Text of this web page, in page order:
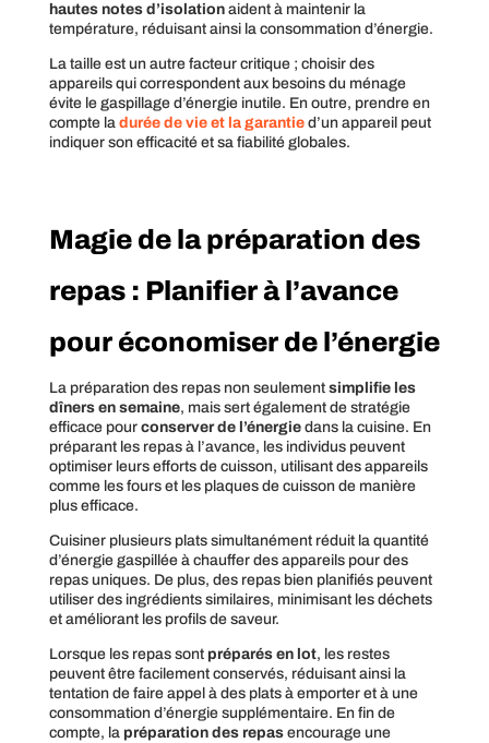
hautes notes d’isolationaident à maintenir la
température, réduisant ainsi la consommation d’énergie.
La taille est un autre facteur critique ; choisir des
appareils qui correspondent aux besoins du ménage
évite le gaspillage d’énergie inutile. En outre, prendre en
compte la durée de vie et la garantied’un appareil peut
indiquer son efficacité et sa fiabilité globales.
Magie de la préparation des
repas : Planifier à l’avance
pour économiser de l’énergie
La préparation des repas non seulement simplifie les
dîners en semaine, mais sert également de stratégie
efficace pour conserver de l’énergiedans la cuisine. En
préparant les repas à l’avance, les individus peuvent
optimiser leurs efforts de cuisson, utilisant des appareils
comme les fours et les plaques de cuisson de manière
plus efficace.
Cuisiner plusieurs plats simultanément réduit la quantité
d’énergie gaspillée à chauffer des appareils pour des
repas uniques. De plus, des repas bien planifiés peuvent
utiliser des ingrédients similaires, minimisant les déchets
et améliorant les profils de saveur.
Lorsque les repas sont préparés en lot, les restes
peuvent être facilement conservés, réduisant ainsi la
tentation de faire appel à des plats à emporter et à une
consommation d’énergie supplémentaire. En fin de
compte, la préparation des repasencourage une